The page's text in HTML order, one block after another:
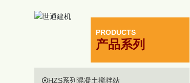
PRODUCTS
产品系列
HZS系列混凝土搅拌站